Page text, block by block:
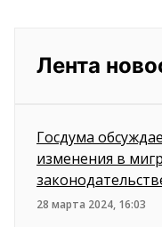
Лента
Госдума
изменения в
28 марта 2024, 16:03